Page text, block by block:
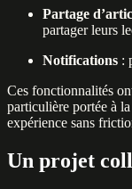
Partage
partager leurs
Notifications :
Ces fonctionnalités
particulière portée à
expérience sans
Un projet